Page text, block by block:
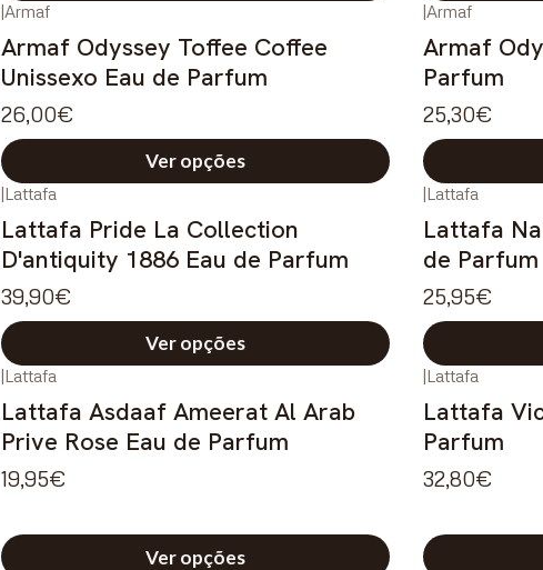
|Armaf
Armaf Odyssey Toffee Coffee
Unissexo Eau de Parfum
26,00€
Ver opções
|Armaf
Armaf
Parfum
25,30€
|Lattafa
Lattafa Pride La Collection
D'antiquity 1886 Eau de Parfum
39,90€
Ver opções
|Lattafa
Lattafa
de Parfum
25,95€
|Lattafa
Lattafa Asdaaf Ameerat Al Arab
Prive Rose Eau de Parfum
19,95€
Ver opções
|Lattafa
Lattafa
Parfum
32,80€